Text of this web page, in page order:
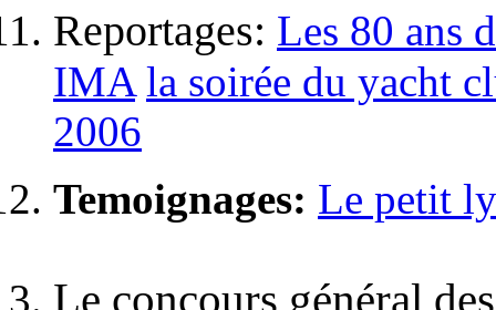
Reportages: Les 80 ans
IMA la soirée du yacht
2006
Temoignages: Le petit
Le concours général